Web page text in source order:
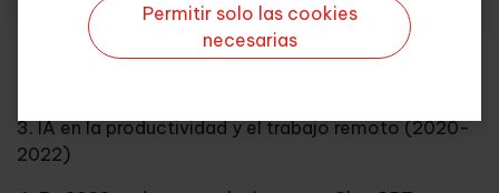
1. Primeros experimentos y adquisiciones
estratégicas (2010-2015)
3. IA en la productividad y el trabajo remoto (2020-
2022)
Permitir solo las cookies
necesarias